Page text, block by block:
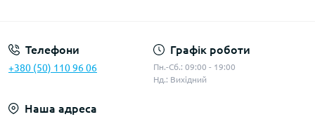
Телефони
+380 (50) 110 96 06
Графік роботи
Пн.-Сб.: 09:00 - 19:00
Нд.: Вихідний
Наша адреса